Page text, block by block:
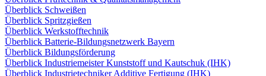
Überblick Schweißen
Überblick Spritzgießen
Überblick Werkstofftechnik
Überblick Batterie-Bildungsnetzwerk Bayern
Überblick Bildungsförderung
Überblick Industriemeister Kunststoff und Kautschuk (IHK)
Überblick Industrietechniker Additive Fertigung (IHK)